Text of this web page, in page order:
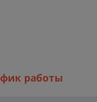
работы